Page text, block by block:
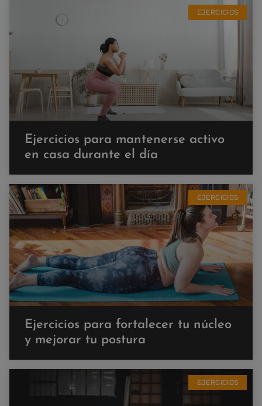
EJERCICIOS
Ejercicios para mantenerse activo
en casa durante el día
EJERCICIOS
Ejercicios para fortalecer tu núcleo
y mejorar tu postura
EJERCICIOS